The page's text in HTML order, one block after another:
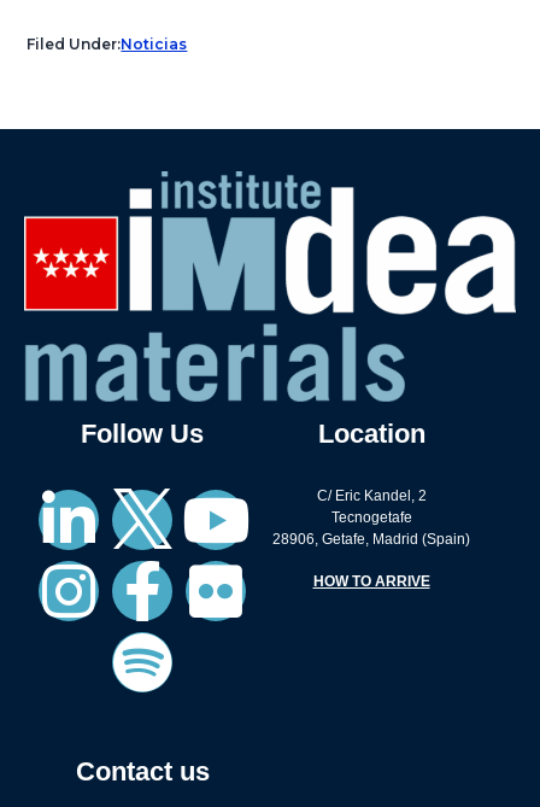
Filed Under:Noticias
Follow Us
Contact us
Location
C/ Eric Kandel, 2
Tecnogetafe
28906, Getafe, Madrid (Spain)
HOW TO ARRIVE